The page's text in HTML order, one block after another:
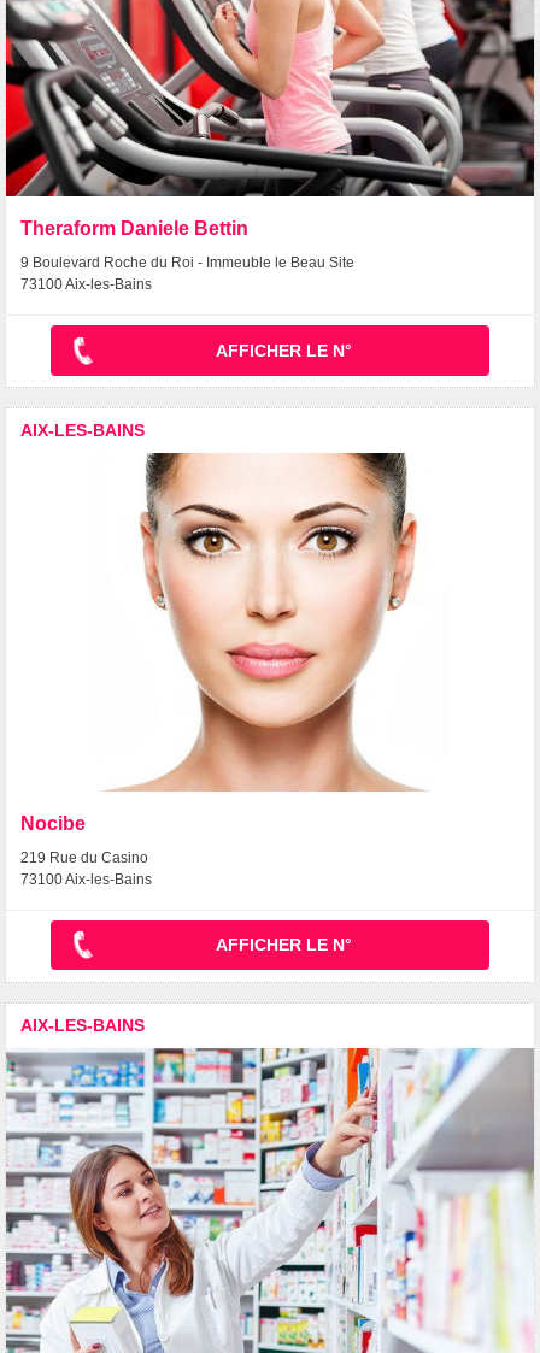
Theraform Daniele Bettin
9 Boulevard Roche du Roi - Immeuble le Beau Site
73100 Aix-les-Bains
AFFICHER LE N°
AIX-LES-BAINS
Nocibe
219 Rue du Casino
73100 Aix-les-Bains
AFFICHER LE N°
AIX-LES-BAINS